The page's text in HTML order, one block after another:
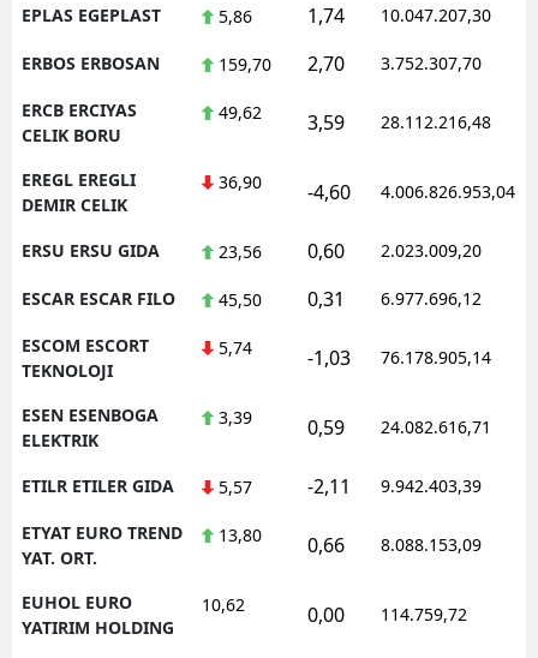
EPLAS EGEPLAST 5,86 1,74 10.047.207,30
ERBOS ERBOSAN 159,70 2,70 3.752.307,70
ERCB ERCIYAS
CELIK BORU
49,62 3,59 28.112.216,48
EREGL EREGLI
DEMIR CELIK
36,90 -4,60 4.006.826.953,04
ERSU ERSU GIDA 23,56 0,60 2.023.009,20
ESCAR ESCAR FILO 45,50 0,31 6.977.696,12
ESCOM ESCORT
TEKNOLOJI
5,74 -1,03 76.178.905,14
ESEN ESENBOGA
ELEKTRIK
3,39 0,59 24.082.616,71
ETILR ETILER GIDA 5,57 -2,11 9.942.403,39
ETYAT EURO TREND
YAT. ORT.
13,80 0,66 8.088.153,09
EUHOL EURO
YATIRIM HOLDING
10,62 0,00 114.759,72